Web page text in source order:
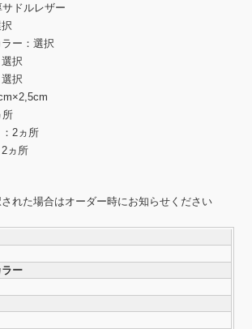
ドルレザー
ー：選択
択
択
所
2ヵ所
ヵ所
れた場合はオーダー時にお知らせください
ー